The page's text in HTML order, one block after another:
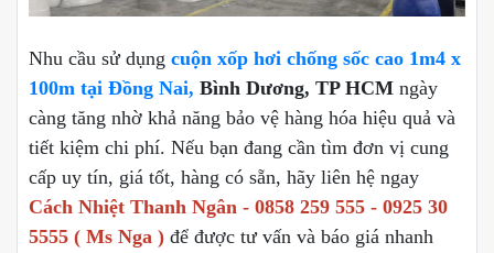
Nhu cầu sử dụng cuộn xốp hơi chống sốc cao 1m4 x
100m tại Đồng Nai, Bình Dương, TP HCM ngày
càng tăng nhờ khả năng bảo vệ hàng hóa hiệu quả và
tiết kiệm chi phí. Nếu bạn đang cần tìm đơn vị cung
cấp uy tín, giá tốt, hàng có sẵn, hãy liên hệ ngay
Cách Nhiệt Thanh Ngân - 0858 259 555 - 0925 30
5555 ( Ms Nga ) để được tư vấn và báo giá nhanh